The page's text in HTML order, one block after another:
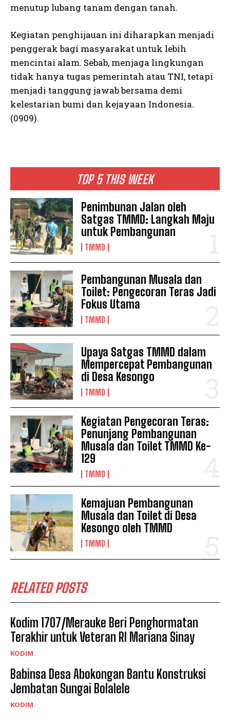
TOP 5 THIS WEEK
Penimbunan Jalan oleh
Satgas TMMD: Langkah Maju
untuk Pembangunan
TMMD
Pembangunan Musala dan
Toilet: Pengecoran Teras Jadi
Fokus Utama
TMMD
Upaya Satgas TMMD dalam
Mempercepat Pembangunan
di Desa Kesongo
TMMD
Kegiatan Pengecoran Teras:
Penunjang Pembangunan
Musala dan Toilet TMMD Ke-
129
TMMD
Kemajuan Pembangunan
Musala dan Toilet di Desa
Kesongo oleh TMMD
TMMD
RELATED POSTS
Kodim 1707/Merauke Beri Penghormatan
Terakhir untuk Veteran RI Mariana Sinay
KODIM
Babinsa Desa Abokongan Bantu Konstruksi
Jembatan Sungai Bolalele
KODIM
menutup lubang tanam dengan tanah.
Kegiatan penghijauan ini diharapkan menjadi
penggerak bagi masyarakat untuk lebih
mencintai alam. Sebab, menjaga lingkungan
tidak hanya tugas pemerintah atau TNI, tetapi
menjadi tanggung jawab bersama demi
kelestarian bumi dan kejayaan Indonesia.
(0909).